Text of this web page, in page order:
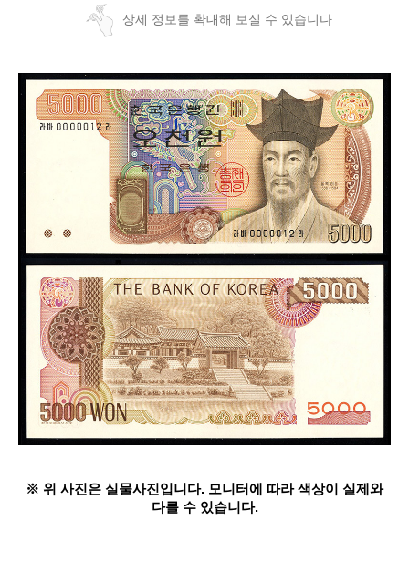
상세 정보를 확대해 보실 수 있습니다
※ 위 사진은 실물사진입니다. 모니터에 따라 색상이 실제와
다를 수 있습니다.